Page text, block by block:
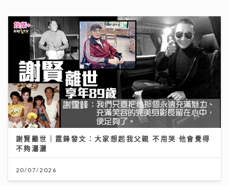
謝賢離世｜霆鋒發文：大家想起我父親 不用哭 他會覺得
不夠瀟灑
20/07/2026